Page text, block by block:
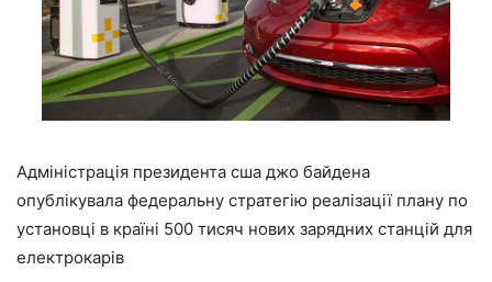
Адміністрація президента сша джо байдена
опублікувала федеральну стратегію реалізації плану по
установці в країні 500 тисяч нових зарядних станцій для
електрокарів